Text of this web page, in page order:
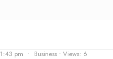
1:43 pm • Business • Views: 6